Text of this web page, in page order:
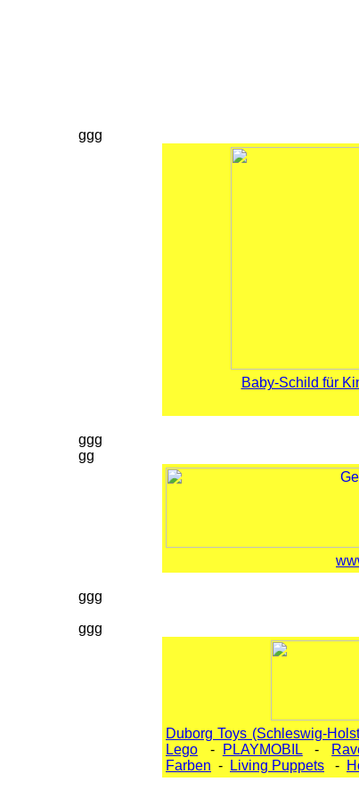
ggg
Baby-Schild für
ggg
gg
ggg
ggg
Duborg Toys (Schleswig-
Lego - PLAYMOBIL -
Farben - Living Puppets -